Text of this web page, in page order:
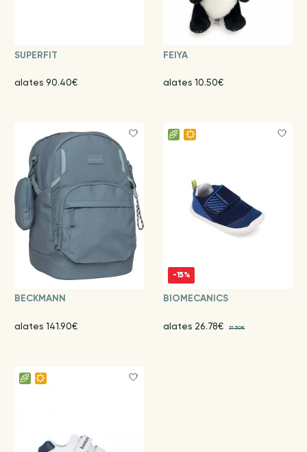
SUPERFIT
alates 90.40€
FEIYA
alates 10.50€
BECKMANN
alates 141.90€
-15%
BIOMECANICS
alates 26.78€ 31.50€